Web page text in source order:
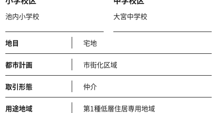
池内小学校 大宮中学校
地目 宅地
都市計画 市街化区域
取引形態 仲介
用途地域 第1種低層住居専用地域